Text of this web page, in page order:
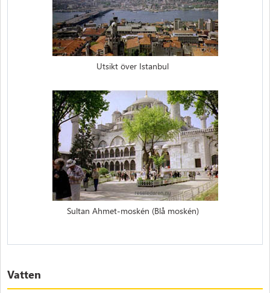
Utsikt över Istanbul
Sultan Ahmet-moskén (Blå moskén)
Vatten